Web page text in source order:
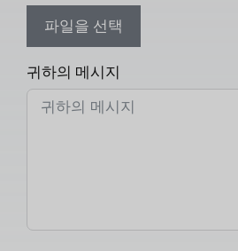
파일을 선택
귀하의 메시지